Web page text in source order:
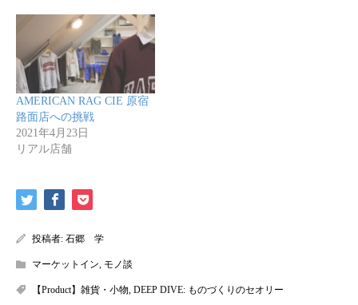
AMERICAN RAG CIE 原宿
路面店への挑戦
2021年4月23日
リアル店舗
投稿者: 石郷 学
マーケットイン, モノ談
【Product】雑貨・小物, DEEP DIVE: ものづくりのセオリー